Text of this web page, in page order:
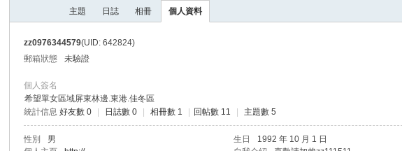
主題 日誌 相冊 個人資料
zz0976344579(UID: 642824)
郵箱狀態
未驗證
個人簽名
希望單女區域屏東林邊.東港.佳冬區
統計信息 好友數 0 日誌數 0 相冊數 1 回帖數 11 主題數 5
性別 男 生日 1992 年 10 月 1 日